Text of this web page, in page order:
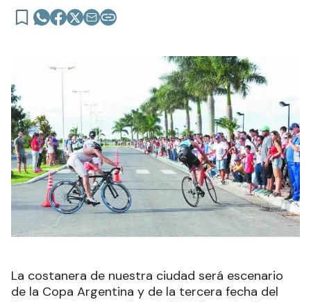
La costanera de nuestra ciudad será escenario
de la Copa Argentina y de la tercera fecha del